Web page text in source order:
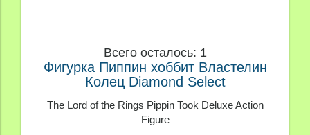
Всего осталось: 1
Фигурка Пиппин хоббит Властелин
Колец Diamond Select
The Lord of the Rings Pippin Took Deluxe Action
Figure